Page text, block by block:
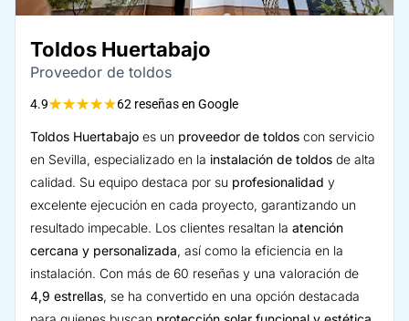
Toldos Huertabajo
Proveedor de toldos
4.9★★★★★62 reseñas en Google
Toldos Huertabajo es un proveedor de toldos con servicio
en Sevilla, especializado en la instalación de toldos de alta
calidad. Su equipo destaca por su profesionalidad y
excelente ejecución en cada proyecto, garantizando un
resultado impecable. Los clientes resaltan la atención
cercana y personalizada, así como la eficiencia en la
instalación. Con más de 60 reseñas y una valoración de
4,9 estrellas, se ha convertido en una opción destacada